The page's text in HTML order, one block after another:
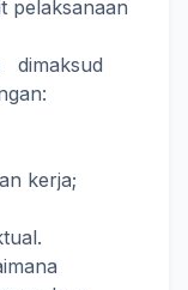
pelaksanaan
dimaksud
kerja;